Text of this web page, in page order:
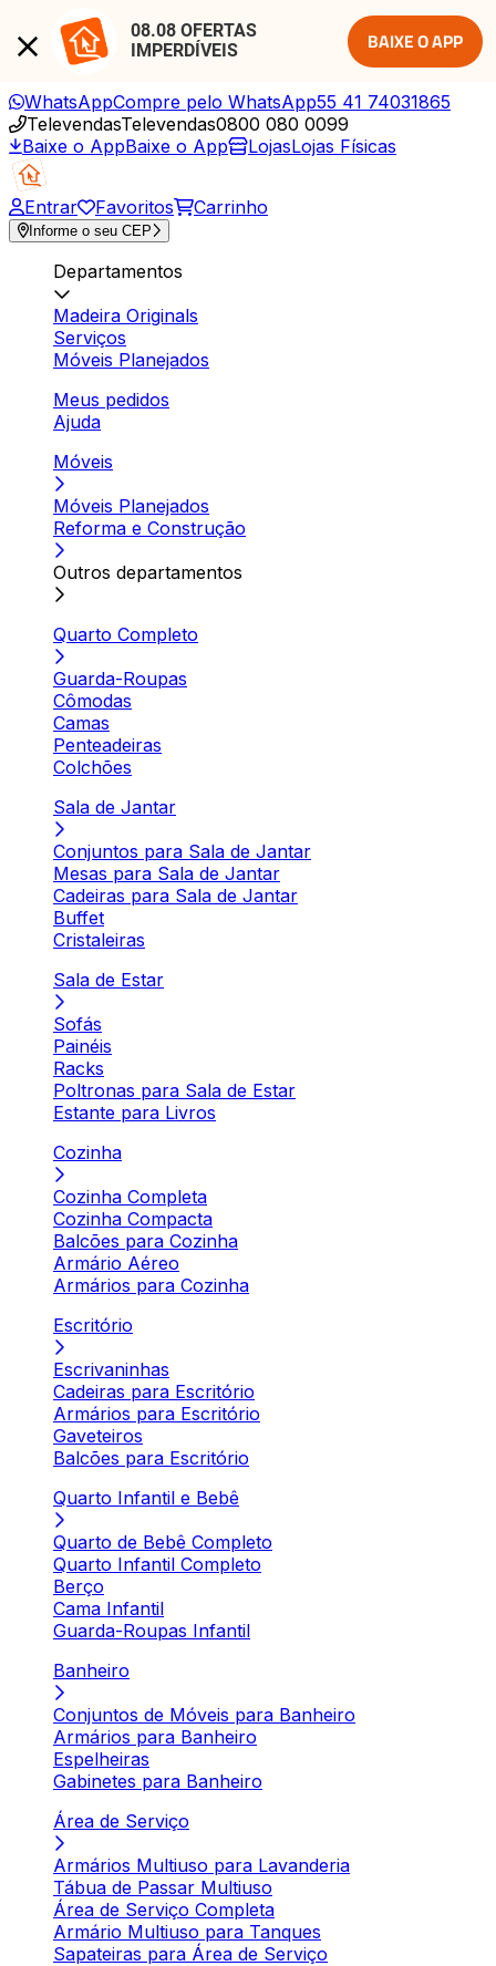
08.08 OFERTAS
IMPERDÍVEIS
BAIXE O APP
WhatsAppCompre pelo WhatsApp55 41 74031865
TelevendasTelevendas0800 080 0099
Baixe o AppBaixe o App LojasLojas Físicas
Entrar Favoritos Carrinho
Informe o seu CEP
Departamentos
Madeira Originals
Serviços
Móveis Planejados
Meus pedidos
Ajuda
Móveis
Móveis Planejados
Reforma e Construção
Outros departamentos
Quarto Completo
Guarda-Roupas
Cômodas
Camas
Penteadeiras
Colchões
Sala de Jantar
Conjuntos para Sala de Jantar
Mesas para Sala de Jantar
Cadeiras para Sala de Jantar
Buffet
Cristaleiras
Sala de Estar
Sofás
Painéis
Racks
Poltronas para Sala de Estar
Estante para Livros
Cozinha
Cozinha Completa
Cozinha Compacta
Balcões para Cozinha
Armário Aéreo
Armários para Cozinha
Escritório
Escrivaninhas
Cadeiras para Escritório
Armários para Escritório
Gaveteiros
Balcões para Escritório
Quarto Infantil e Bebê
Quarto de Bebê Completo
Quarto Infantil Completo
Berço
Cama Infantil
Guarda-Roupas Infantil
Banheiro
Conjuntos de Móveis para Banheiro
Armários para Banheiro
Espelheiras
Gabinetes para Banheiro
Área de Serviço
Armários Multiuso para Lavanderia
Tábua de Passar Multiuso
Área de Serviço Completa
Armário Multiuso para Tanques
Sapateiras para Área de Serviço